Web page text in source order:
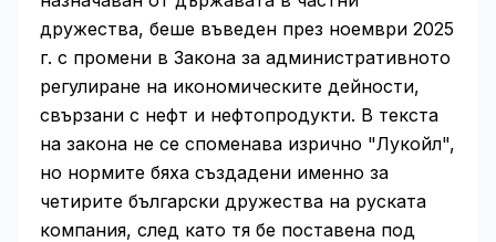
дружества, беше въведен през ноември 2025
г. с промени в Закона за административното
регулиране на икономическите дейности,
свързани с нефт и нефтопродукти. В текста
на закона не се споменава изрично "Лукойл",
но нормите бяха създадени именно за
четирите български дружества на руската
компания, след като тя бе поставена под